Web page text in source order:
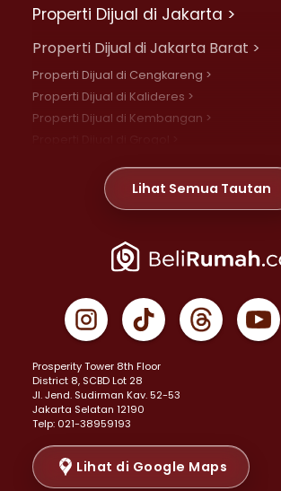
Properti Dijual di Jakarta >
Properti Dijual di Jakarta Barat >
Properti Dijual di Cengkareng >
Properti Dijual di Kalideres >
Properti Dijual di Kembangan >
Properti Dijual di Meruya >
Properti Dijual di Jelambar >
Properti Dijual di Jakarta Pusat >
Properti Dijual di Gambir >
Properti Dijual di Johar Baru >
Properti Dijual di Menteng >
Properti Dijual di Senen >
Properti Dijual di Tanah Abang >
Properti Dijual di Cikini >
Properti Dijual di Kramat >
Properti Dijual di Pasar Baru >
Lihat Semua Tautan
Prosperity Tower 8th Floor
District 8, SCBD Lot 28
JI. Jend. Sudirman Kav. 52-53
Jakarta Selatan 12190
Telp: 021-38959193
Lihat di Google Maps